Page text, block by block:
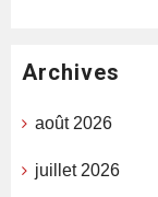
Archives
août 2026
juillet 2026